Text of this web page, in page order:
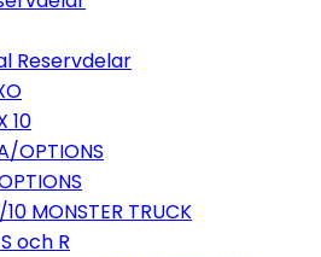
Reservdelar
10
OPTIONS
10 MONSTER TRUCK
och R